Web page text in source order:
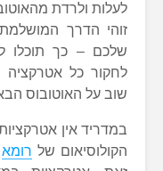
לעלות ולרדת
זוהי הדרך
שלכם – כך תוכלו
לחקור כל אטרקציה
שוב על האוטובוס
במדריד אין אטרקציות
הקולוסיאום של רומא